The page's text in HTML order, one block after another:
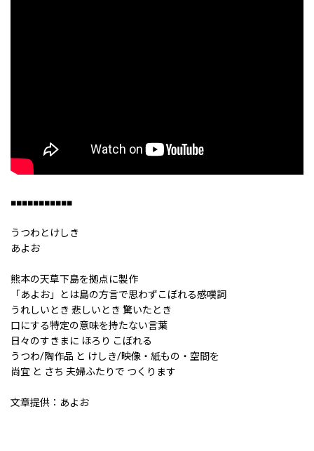
■■■■■■■■■■■
うつわとけしき
あよお
熊本の天草下島を拠点に製作
「あよお」とは島の方言で思わずこぼれる感嘆詞
うれしいとき 悲しいとき 驚いたとき
口にする特定の意味を持たない言葉
日々のすきまに ほろり こぼれる
うつわ/陶作品 と けしき/映像・紙もの・空間を
尚宜 と さち 夫婦ふたりで つくります
文章提供：あよお